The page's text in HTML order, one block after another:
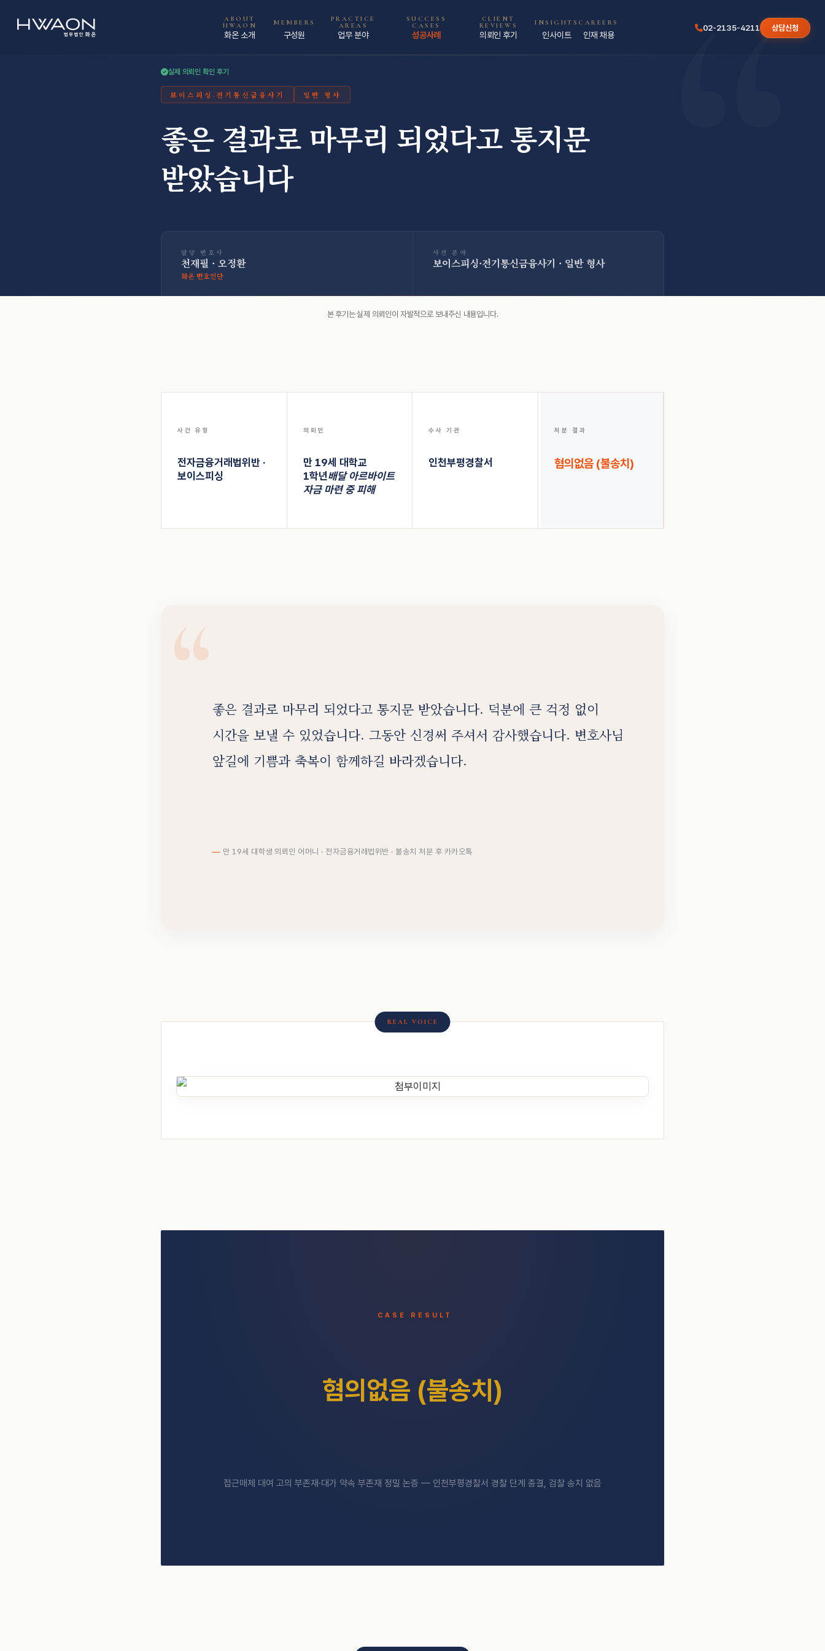
ABOUT
HWAON
화온 소개
MEMBERS
구성원
PRACTICE
AREAS
업무 분야
SUCCESS
CASES
성공사례
CLIENT
REVIEWS
의뢰인 후기
INSIGHTS
인사이트
CAREERS
인재 채용
02-2135-4211 상담신청
“
실제 의뢰인 확인 후기
보이스피싱·전기통신금융사기 일반 형사
좋은 결과로 마무리 되었다고 통지문
받았습니다
담당 변호사
천재필 · 오정환
화온 변호인단
사건 분야
보이스피싱·전기통신금융사기 · 일반 형사
본 후기는 실제 의뢰인이 자발적으로 보내주신 내용입니다.
사건 유형
전자금융거래법위반 ·
보이스피싱
의뢰인
만 19세 대학교
1학년배달 아르바이트
자금 마련 중 피해
수사 기관
인천부평경찰서
처분 결과
혐의없음 (불송치)
좋은 결과로 마무리 되었다고 통지문 받았습니다. 덕분에 큰 걱정 없이
시간을 보낼 수 있었습니다. 그동안 신경써 주셔서 감사했습니다. 변호사님
앞길에 기쁨과 축복이 함께하길 바라겠습니다.
만 19세 대학생 의뢰인 어머니 · 전자금융거래법위반 · 불송치 처분 후 카카오톡
CASE RESULT
혐의없음 (불송치)
접근매체 대여 고의 부존재·대가 약속 부존재 정밀 논증 — 인천부평경찰서 경찰 단계 종결, 검찰 송치 없음